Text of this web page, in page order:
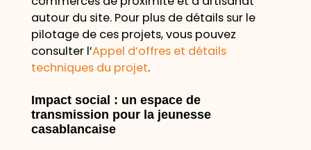
autour du site. Pour plus de détails sur le
pilotage de ces projets, vous pouvez
consulter l’Appel d’offres et détails
techniques du projet.
Impact social : un espace de
transmission pour la jeunesse
casablancaise